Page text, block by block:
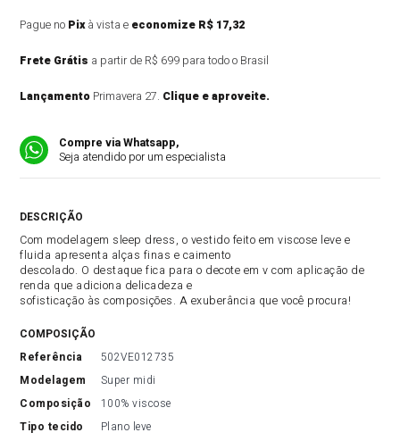
Pague no Pixà vista e economize R$ 17,32
Frete Grátis a partir de R$ 699 para todo o Brasil
Lançamento Primavera 27. Clique e aproveite.
Compre via Whatsapp,
Seja atendido por um especialista
Com modelagem sleep dress, o vestido feito em viscose leve e
fluida apresenta alças finas e caimento
descolado. O destaque fica para o decote em v com aplicação de
renda que adiciona delicadeza e
sofisticação às composições. A exuberância que você procura!
COMPOSIÇÃO
referência
502VE012735
modelagem
Super midi
composição
100% viscose
tipo tecido
Plano leve